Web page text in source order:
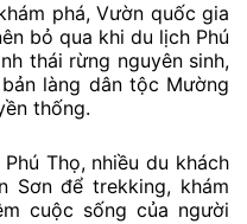
phá, Vườn quốc gia
bỏ qua khi du lịch Phú
thái rừng nguyên sinh,
làng dân tộc Mường
thống.
Thọ, nhiều du khách
Sơn để trekking, khám
cuộc sống của người